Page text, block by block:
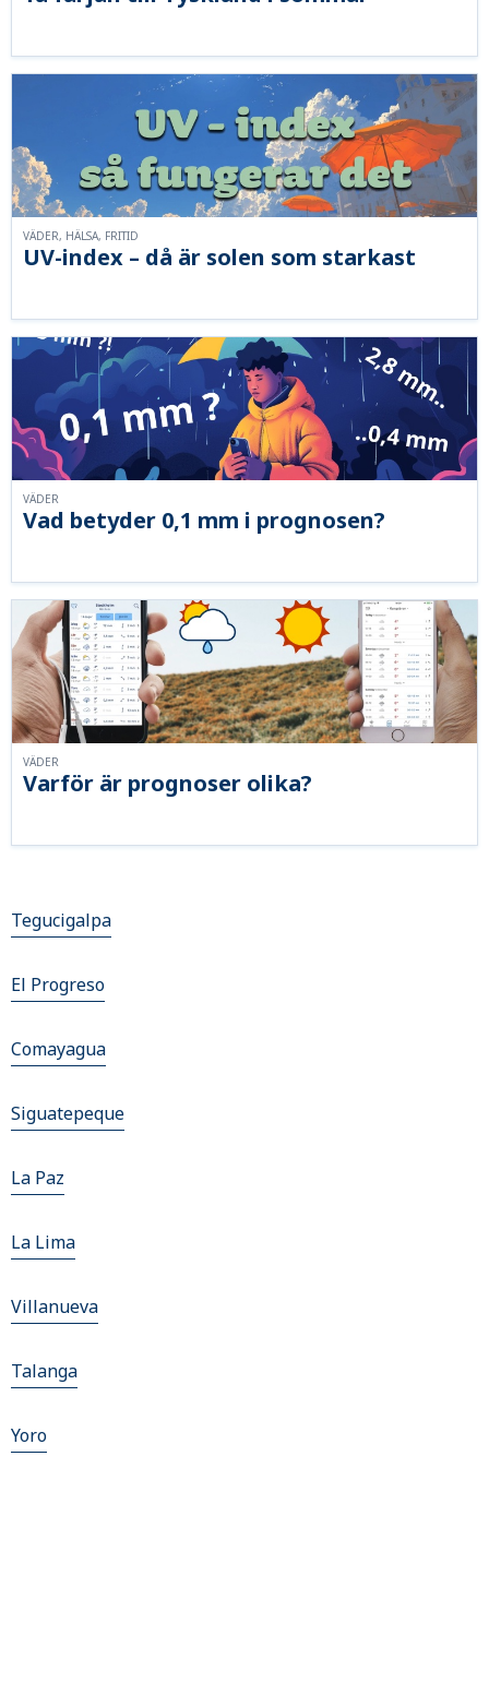
UV-index – då är solen som starkast
VÄDER, HÄLSA, FRITID
Vad betyder 0,1 mm i prognosen?
VÄDER
Varför är prognoser olika?
VÄDER
Tegucigalpa
El Progreso
Comayagua
Siguatepeque
La Paz
La Lima
Villanueva
Talanga
Yoro